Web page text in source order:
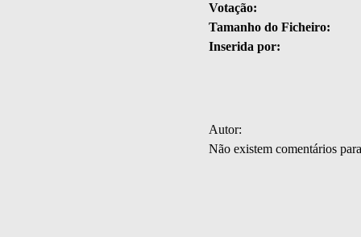
Votação:
Tamanho do Ficheiro:
Inserida por:
Autor:
Não existem comentários